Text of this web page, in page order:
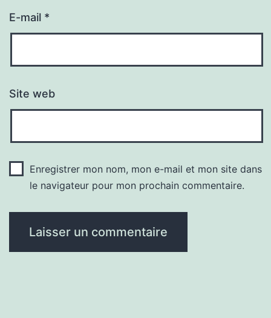
E-mail *
Site web
Enregistrer mon nom, mon e-mail et mon site dans
le navigateur pour mon prochain commentaire.